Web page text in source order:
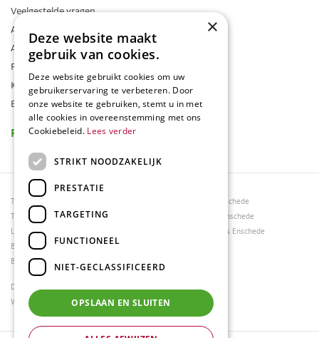
Veelgestelde vragen
Algemene voorwaarden
Assortiment
Folder
Klantenkaart
Blog
Reviews
Tuincentrum Borghuis
Tuinmeubels
Loungesets
Bloemen
Barbecues
Tuinmeubels Enschede
Tuinmeubelen Enschede
Woonaccessoires Enschede
Dierenwinkel Enschede
Weber bbq kopen Hengelo
×
Deze website maakt
gebruik van cookies.
Deze website gebruikt cookies om uw
gebruikerservaring te verbeteren. Door
onze website te gebruiken, stemt u in met
alle cookies in overeenstemming met ons
Cookiebeleid. Lees verder
STRIKT NOODZAKELIJK
PRESTATIE
TARGETING
FUNCTIONEEL
NIET-GECLASSIFICEERD
OPSLAAN EN SLUITEN